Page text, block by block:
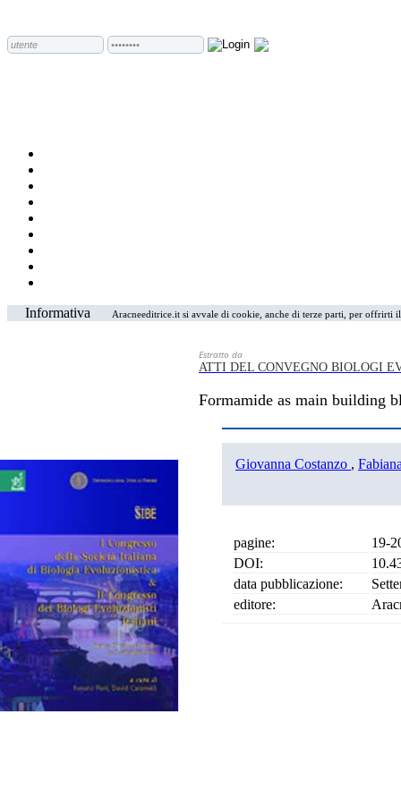
Informativa Aracneeditrice.it si avvale di cookie, anche di terze parti, per
Estratto da
ATTI DEL CONVEGNO BIOLOGI
Formamide as main building
Giovanna Costanzo ,
pagine:
19-
DOI:
data pubblicazione:
editore: